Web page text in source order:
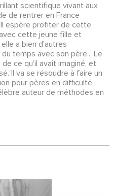
Lucie
ORTEGA
scientifique vivant aux
de rentrer en France
espère profiter de cette
cette jeune fille et
a bien d'autres
temps avec son père... Le
ce qu'il avait imaginé, et
Il va se résoudre à faire un
pour pères en difficulté,
auteur de méthodes en